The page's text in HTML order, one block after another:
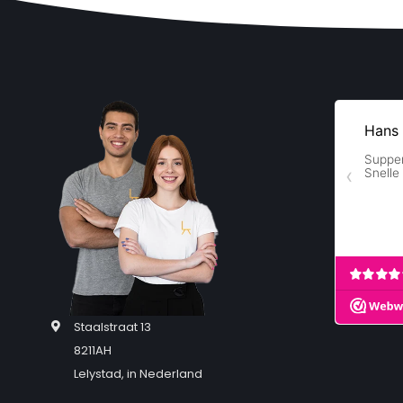
Eetkamerstoelen | Eyecatcher | Swiss Homes® |
Staalstraat 13
8211AH
Lelystad, in Nederland